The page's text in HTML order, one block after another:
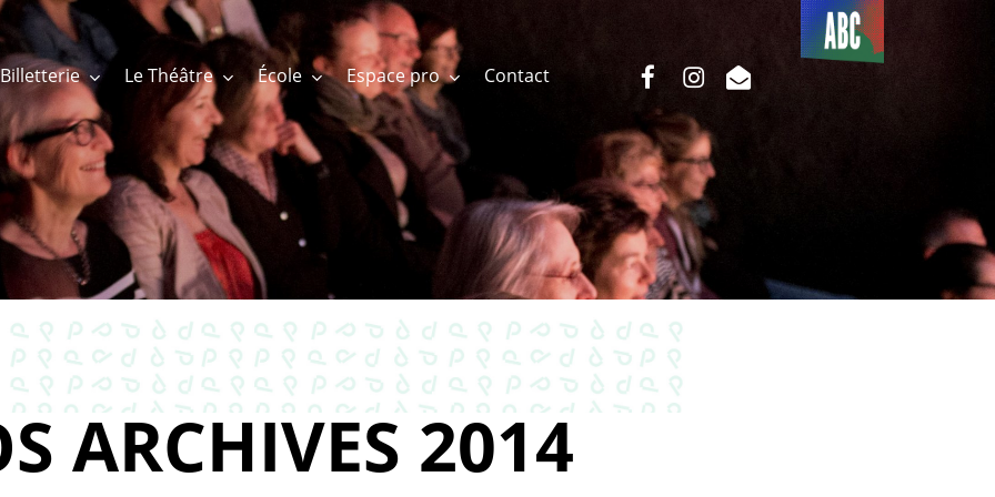
Billetterie Le Théâtre École Espace pro Contact
Du côté
de l’ABC
facebookinstagram
email
ARCHIVES 2014